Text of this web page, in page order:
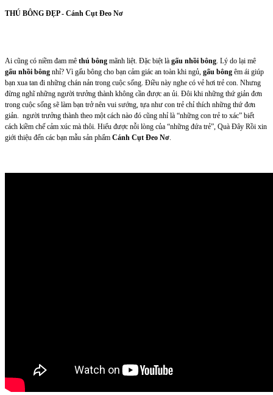
THÚ BÔNG ĐẸP - Cánh Cụt Đeo Nơ
Ai cũng có niềm đam mê thú bông mãnh liệt. Đặc biệt là gấu nhồi bông . Lý do lại mê
gấu nhồi bông nhỉ? Vì gấu bông cho bạn cảm giác an toàn khi ngủ, gấu bông êm ái giúp
bạn xua tan đi những chán nản trong cuộc sống. Điều này nghe có vẻ hơi trẻ con. Nhưng
đừng nghĩ những người trưởng thành không cần được an ủi. Đôi khi những thứ giản đơn
trong cuộc sống sẽ làm bạn trở nên vui sướng, tựa như con trẻ chỉ thích những thứ đơn
giản. người trưởng thành theo một cách nào đó cũng nhỉ là “những con trẻ to xác” biết
cách kiềm chế cảm xúc mà thôi. Hiểu được nỗi lòng của “những đứa trẻ”, Quà Đây Rồi xin
giới thiệu đến các bạn mẫu sản phẩm Cánh Cụt Đeo Nơ